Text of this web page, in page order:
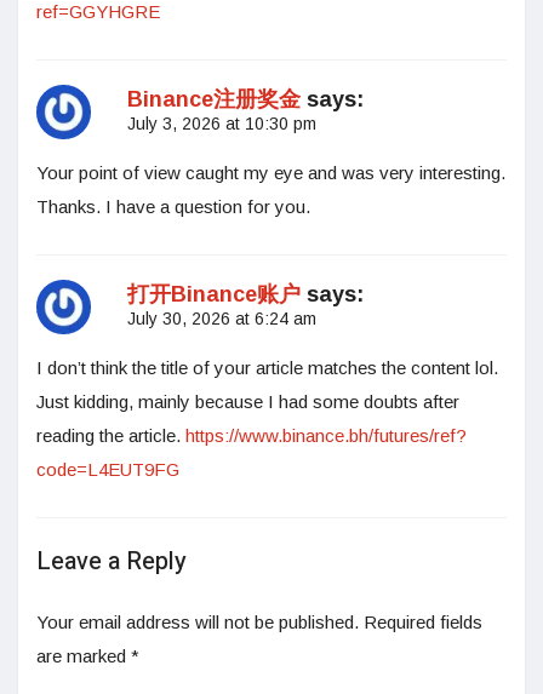
ref=GGYHGRE
Binance注册奖金 says:
July 3, 2026 at 10:30 pm
Your point of view caught my eye and was very interesting.
Thanks. I have a question for you.
打开Binance账户 says:
July 30, 2026 at 6:24 am
I don’t think the title of your article matches the content lol.
Just kidding, mainly because I had some doubts after
reading the article. https://www.binance.bh/futures/ref?
code=L4EUT9FG
Leave a Reply
Your email address will not be published. Required fields
are marked *